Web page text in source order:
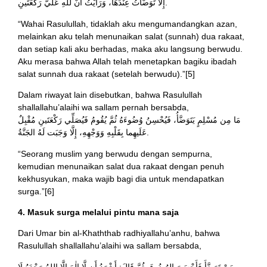
إِلَّا تَوَضَّأْتُ عِنْدَهَا، وَرَأَيْتُ أَنَّ للهِ عَلَيَّ رَكْعَتَينِ.
“Wahai Rasulullah, tidaklah aku mengumandangkan azan,
melainkan aku telah menunaikan salat (sunnah) dua rakaat,
dan setiap kali aku berhadas, maka aku langsung berwudu.
Aku merasa bahwa Allah telah menetapkan bagiku ibadah
salat sunnah dua rakaat (setelah berwudu).”[5]
Dalam riwayat lain disebutkan, bahwa Rasulullah
shallallahu’alaihi wa sallam pernah bersabda,
مَا مِن مُسْلِمٍ يَتَوَضَّأُ، فَيُحْسِنُ وُضُوءَهُ ثُمَّ يُقُومُ فَيُصَلِّي رَكْعَتَينِ مُقْبِلٌ
عَلَيهِما بِقَلْبِهِ وَوَجْهِهِ، إِلَّا وَجَبَت لَهُ الجَنَّةُ.
“Seorang muslim yang berwudu dengan sempurna,
kemudian menunaikan salat dua rakaat dengan penuh
kekhusyukan, maka wajib bagi dia untuk mendapatkan
surga.”[6]
4. Masuk surga melalui pintu mana saja
Dari Umar bin al-Khaththab radhiyallahu’anhu, bahwa
Rasulullah shallallahu’alaihi wa sallam bersabda,